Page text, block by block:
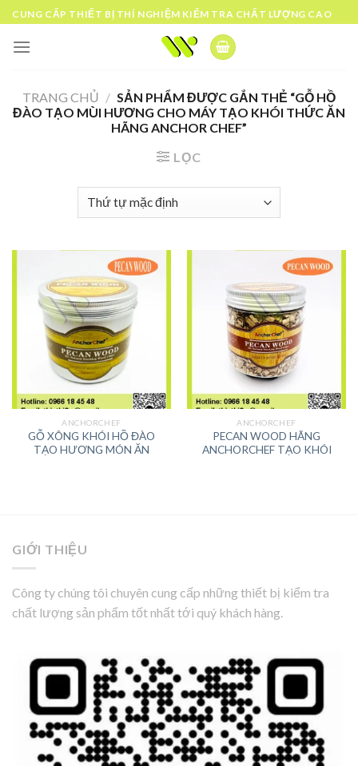
Skip
to
content
CUNG CẤP THIẾT BỊ THÍ NGHIỆM KIỂM TRA CHẤT LƯỢNG CAO
TRANG CHỦ / SẢN PHẨM ĐƯỢC GẮN THẺ “GỖ HỒ
ĐÀO TẠO MÙI HƯƠNG CHO MÁY TẠO KHÓI THỨC ĂN
HÃNG ANCHOR CHEF”
LỌC
ANCHORCHEF
GỖ XÔNG KHÓI HỒ ĐÀO
TẠO HƯƠNG MÓN ĂN
ANCHORCHEF
PECAN WOOD HÃNG
ANCHORCHEF TẠO KHÓI
GIỚI THIỆU
Công ty chúng tôi chuyên cung cấp những thiết bị kiểm tra
chất lượng sản phẩm tốt nhất tới quý khách hàng.